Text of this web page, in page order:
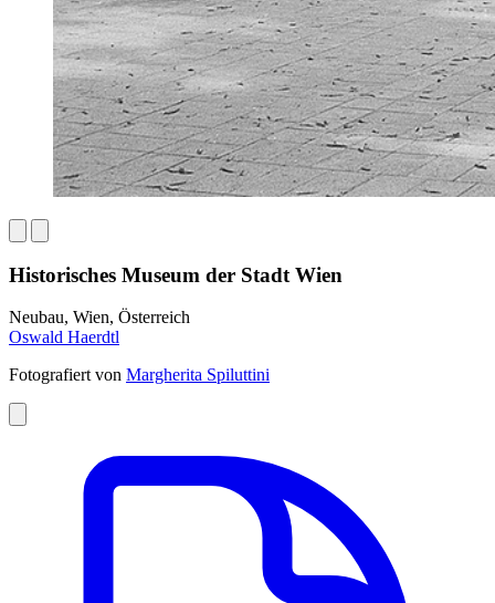
Historisches Museum der Stadt Wien
Neubau, Wien, Österreich
Oswald Haerdtl
Fotografiert von Margherita Spiluttini